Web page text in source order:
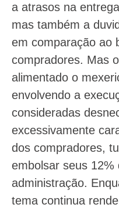
a atrasos na
mas também a
em comparação ao
compradores. Mas
alimentado o
envolvendo a
consideradas
excessivamente
dos compradores,
embolsar seus 12%
administração.
tema continua